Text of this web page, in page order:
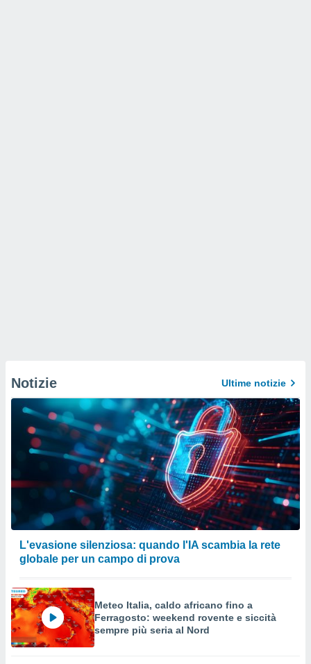
Notizie Ultime notizie
L'evasione silenziosa: quando l'IA scambia la rete
globale per un campo di prova
Meteo Italia, caldo africano fino a
Ferragosto: weekend rovente e siccità
sempre più seria al Nord